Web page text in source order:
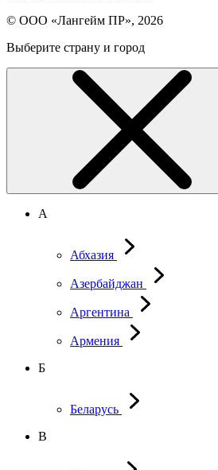
© ООО «Лангейм ПР», 2026
Выберите страну и город
А
Абхазия
Азербайджан
Аргентина
Армения
Б
Беларусь
В